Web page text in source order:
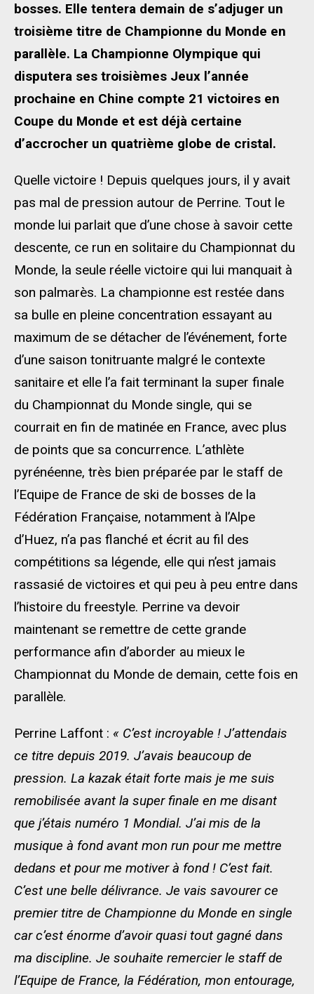
bosses. Elle tentera demain de s’adjuger un
troisième titre de Championne du Monde en
parallèle. La Championne Olympique qui
disputera ses troisièmes Jeux l’année
prochaine en Chine compte 21 victoires en
Coupe du Monde et est déjà certaine
d’accrocher un quatrième globe de cristal.
Quelle victoire ! Depuis quelques jours, il y avait
pas mal de pression autour de Perrine. Tout le
monde lui parlait que d’une chose à savoir cette
descente, ce run en solitaire du Championnat du
Monde, la seule réelle victoire qui lui manquait à
son palmarès. La championne est restée dans
sa bulle en pleine concentration essayant au
maximum de se détacher de l’événement, forte
d’une saison tonitruante malgré le contexte
sanitaire et elle l’a fait terminant la super finale
du Championnat du Monde single, qui se
courrait en fin de matinée en France, avec plus
de points que sa concurrence. L’athlète
pyrénéenne, très bien préparée par le staff de
l’Equipe de France de ski de bosses de la
Fédération Française, notamment à l’Alpe
d’Huez, n’a pas flanché et écrit au fil des
compétitions sa légende, elle qui n’est jamais
rassasié de victoires et qui peu à peu entre dans
l’histoire du freestyle. Perrine va devoir
maintenant se remettre de cette grande
performance afin d’aborder au mieux le
Championnat du Monde de demain, cette fois en
parallèle.
Perrine Laffont : « C’est incroyable ! J’attendais
ce titre depuis 2019. J’avais beaucoup de
pression. La kazak était forte mais je me suis
remobilisée avant la super finale en me disant
que j’étais numéro 1 Mondial. J’ai mis de la
musique à fond avant mon run pour me mettre
dedans et pour me motiver à fond ! C’est fait.
C’est une belle délivrance. Je vais savourer ce
premier titre de Championne du Monde en single
car c’est énorme d’avoir quasi tout gagné dans
ma discipline. Je souhaite remercier le staff de
l’Equipe de France, la Fédération, mon entourage,